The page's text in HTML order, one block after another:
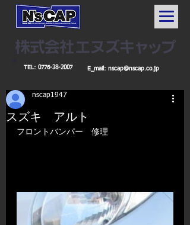
TEL: 0776-38-2007 E_mail: nscap@nscap.co.jp
スズキ アルト
nscap1947
​​フロントバンパー　修理